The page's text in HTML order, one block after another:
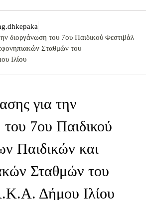
διοργάνωση του 7ου Παιδικού Φεστιβάλ
Σταθμών του
Ιλίου
για την
7ου Παιδικού
Παιδικών και
Σταθμών του
Δήμου Ιλίου